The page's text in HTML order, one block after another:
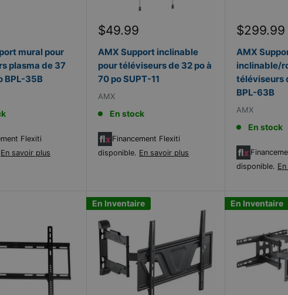
mural pour
plasma de 37
BPL-35B
Flexiti
En savoir plus
Prix
$49.99
AMX Support inclinable
pour téléviseurs de 32 po à
70 po SUPT-11
AMX
En stock
Financement Flexiti
disponible. En savoir plus
Prix
$299.99
AMX
inclinable/
téléviseurs
BPL-63B
AMX
En stock
disponible.
En Inventaire En Inventaire